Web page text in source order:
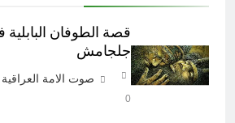
قصة الطوفان
جلجامش
صوت الامة العراقية
0